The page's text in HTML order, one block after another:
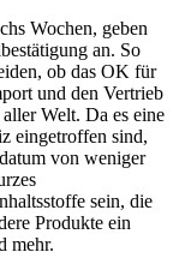
Wochen, geben
an. So
ob das OK für
und den Vertrieb
Welt. Da es eine
eingetroffen sind,
von weniger
sein, die
Produkte ein
mehr.